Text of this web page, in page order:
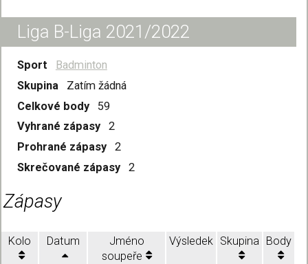
Liga B-Liga 2021/2022
Sport
Badminton
Skupina
Zatím žádná
Celkové body
59
Vyhrané zápasy
2
Prohrané zápasy
2
Skrečované zápasy
2
Zápasy
Kolo Datum
Jméno
soupeře
Výsledek Skupina Body